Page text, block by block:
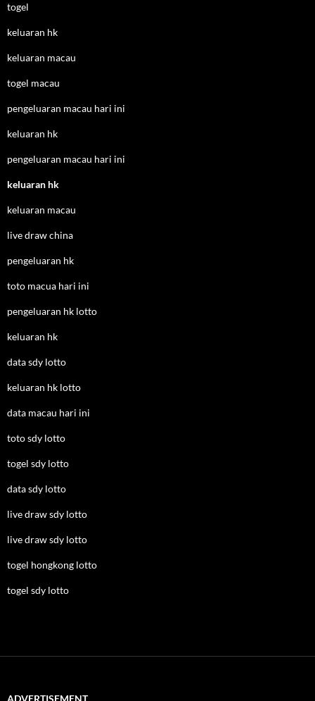
togel
keluaran hk
keluaran macau
togel macau
pengeluaran macau hari ini
keluaran hk
pengeluaran macau hari ini
keluaran hk
keluaran macau
live draw china
pengeluaran hk
toto macua hari ini
pengeluaran hk lotto
keluaran hk
data sdy lotto
keluaran hk lotto
data macau hari ini
toto sdy lotto
togel sdy lotto
data sdy lotto
live draw sdy lotto
live draw sdy lotto
togel hongkong lotto
togel sdy lotto
ADVERTISEMENT